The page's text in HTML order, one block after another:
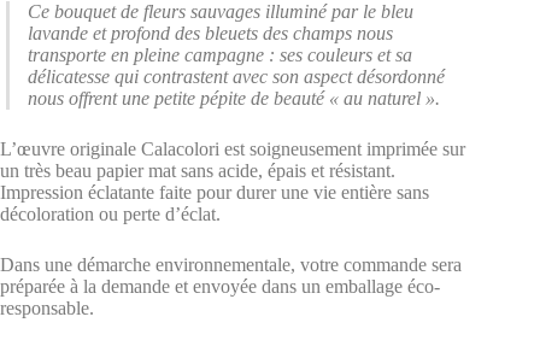
Ce bouquet de fleurs sauvages illuminé par le bleu
lavande et profond des bleuets des champs nous
transporte en pleine campagne : ses couleurs et sa
délicatesse qui contrastent avec son aspect désordonné
nous offrent une petite pépite de beauté « au naturel ».
L’œuvre originale Calacolori est soigneusement imprimée sur
un très beau papier mat sans acide, épais et résistant.
Impression éclatante faite pour durer une vie entière sans
décoloration ou perte d’éclat.
Dans une démarche environnementale, votre commande sera
préparée à la demande et envoyée dans un emballage éco-
responsable.